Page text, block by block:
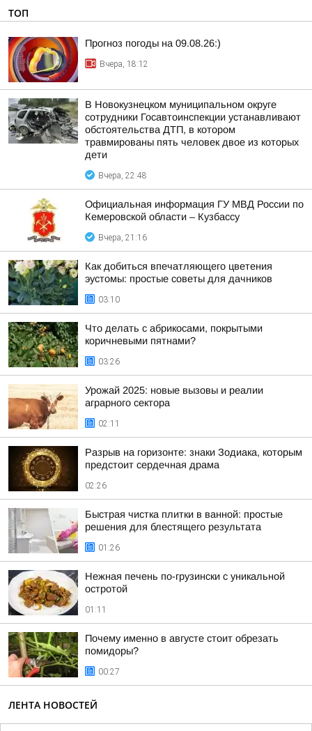
ТОП
Прогноз погоды на 09.08.26:)
Вчера, 18:12
В Новокузнецком муниципальном округе
сотрудники Госавтоинспекции устанавливают
обстоятельства ДТП, в котором
травмированы пять человек двое из которых
дети
Вчера, 22:48
Официальная информация ГУ МВД России по
Кемеровской области – Кузбассу
Вчера, 21:16
Как добиться впечатляющего цветения
эустомы: простые советы для дачников
03:10
Что делать с абрикосами, покрытыми
коричневыми пятнами?
03:26
Урожай 2025: новые вызовы и реалии
аграрного сектора
02:11
Разрыв на горизонте: знаки Зодиака, которым
предстоит сердечная драма
02:26
Быстрая чистка плитки в ванной: простые
решения для блестящего результата
01:26
Нежная печень по-грузински с уникальной
остротой
01:11
Почему именно в августе стоит обрезать
помидоры?
00:27
ЛЕНТА НОВОСТЕЙ